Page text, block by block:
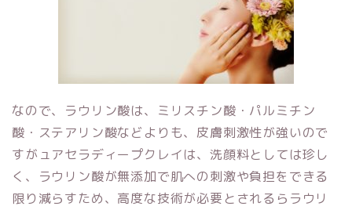
なので、ラウリン酸は、ミリスチン酸・パルミチン
酸・ステアリン酸などよりも、皮膚刺激性が強いので
すがュアセラディープクレイは、洗顔料としては珍し
く、ラウリン酸が無添加で肌への刺激や負担をできる
限り減らすため、高度な技術が必要とされるらラウリ